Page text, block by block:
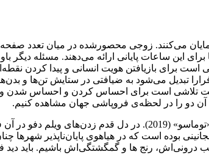
در ساحتی دیگر خود را نمایان می‌کنند. زوجی محصورشده در
این ساعات پایانی ارائه می‌دهند. مسئله دیگر
برای بازیافتن هویت انسانی و پیدا کردن
تبدیل می‌شود به ضیافتی در ستایش تن‌ها و
تلاشی است برای احساس کردن و احساس شدن و
دو را در لحظه‌ی فروپاشی جهان مشاهده کنیم.
«4:44 آخرین روز زمین» در هسته درونی خود نقطه عزیمتی است برای
بوده است که در هیاهوی پایان‌ناپذیر
رنج ها و گمگشتگی‌اش باشیم. باید دید